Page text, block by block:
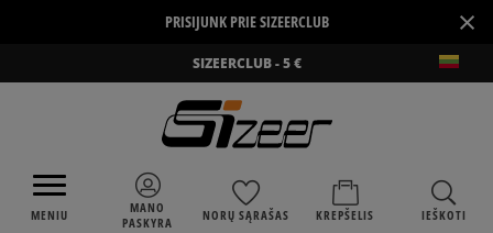
PRISIJUNK PRIE SIZEERCLUB ×
SIZEERCLUB - 5 €
MENIU
MANO
PASKYRA
NORŲ SĄRAŠAS KREPŠELIS IEŠKOTI